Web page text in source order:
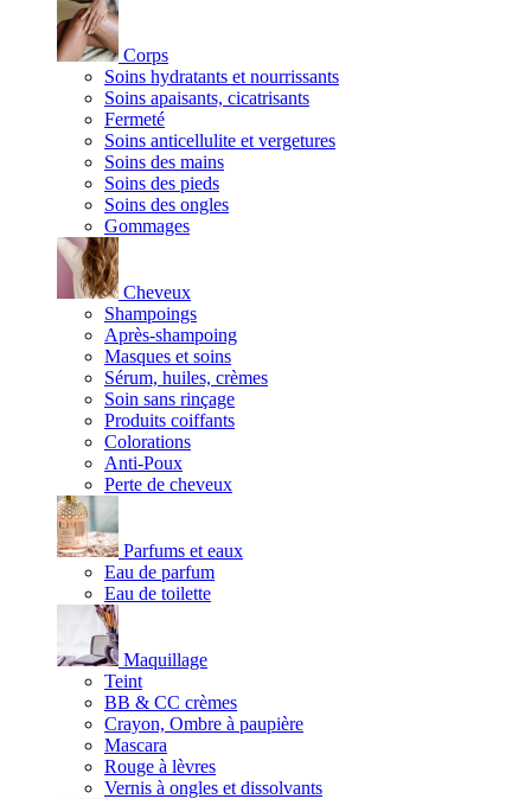
Corps
Soins hydratants et nourrissants
Soins apaisants, cicatrisants
Fermeté
Soins anticellulite et vergetures
Soins des mains
Soins des pieds
Soins des ongles
Gommages
Cheveux
Shampoings
Après-shampoing
Masques et soins
Sérum, huiles, crèmes
Soin sans rinçage
Produits coiffants
Colorations
Anti-Poux
Perte de cheveux
Parfums et eaux
Eau de parfum
Eau de toilette
Maquillage
Teint
BB & CC crèmes
Crayon, Ombre à paupière
Mascara
Rouge à lèvres
Vernis à ongles et dissolvants